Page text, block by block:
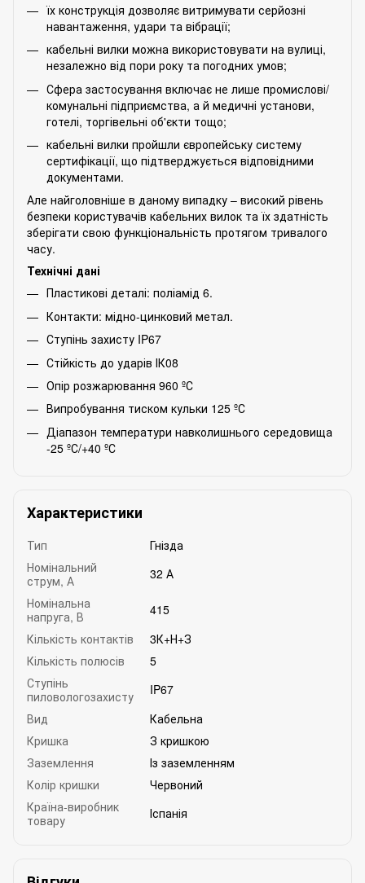
їх конструкція дозволяє витримувати серйозні
навантаження, удари та вібрації;
кабельні вилки можна використовувати на вулиці,
незалежно від пори року та погодних умов;
Сфера застосування включає не лише промислові/
комунальні підприємства, а й медичні установи,
готелі, торгівельні об'єкти тощо;
кабельні вилки пройшли європейську систему
сертифікації, що підтверджується відповідними
документами.
Але найголовніше в даному випадку – високий рівень
безпеки користувачів кабельних вилок та їх здатність
зберігати свою функціональність протягом тривалого
часу.
Технічні дані
Пластикові деталі: поліамід 6.
Контакти: мідно-цинковий метал.
Ступінь захисту IP67
Стійкість до ударів ІК08
Опір розжарювання 960 ºС
Випробування тиском кульки 125 ºС
Діапазон температури навколишнього середовища
-25 ºС/+40 ºС
Характеристики
Тип
Гнізда
Номінальний
струм, А
32 А
Номінальна
напруга, В
415
Кількість контактів
3К+Н+З
Кількість полюсів
5
Ступінь
пиловологозахисту
IP67
Вид
Кабельна
Кришка
З кришкою
Заземлення
Із заземленням
Колір кришки
Червоний
Країна-виробник
товару
Іспанія